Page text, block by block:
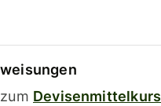
Devisenmittelkurs